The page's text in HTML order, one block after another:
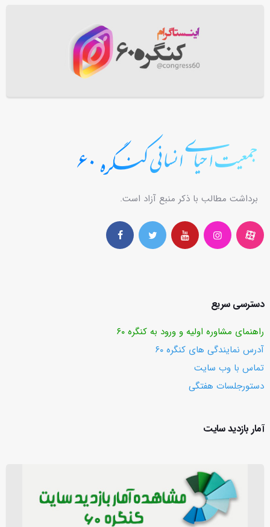
برداشت مطالب با ذکر منبع آزاد است.
دسترسی سریع
راهنمای مشاوره اولیه و ورود به کنگره ۶۰
آدرس نمایندگی های کنگره ۶۰
تماس با وب ‌سایت
دستورجلسات هفتگی
آمار بازدید سایت